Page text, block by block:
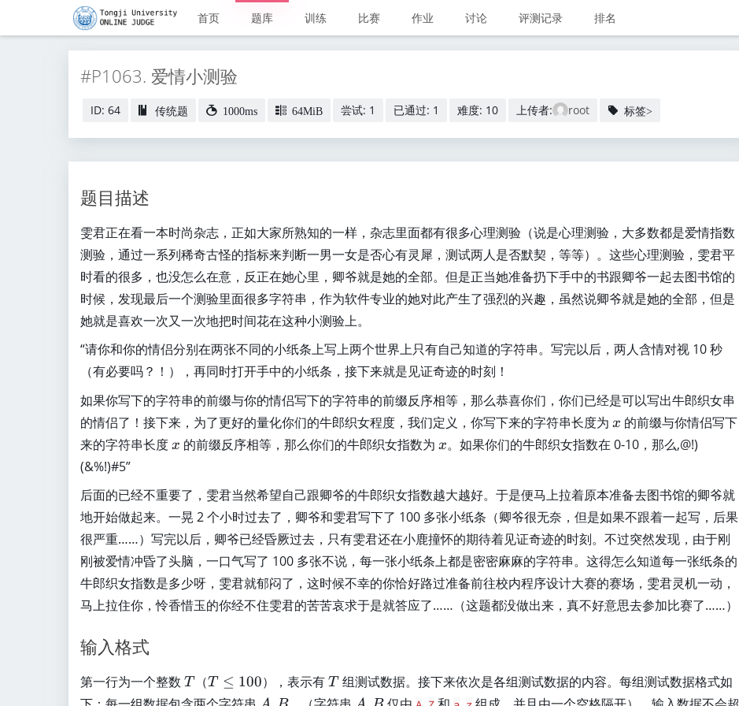
首页 题库 训练 比赛 作业 讨论 评测记录 排名
#P1063. 爱情小测验
ID: 64 传统题 1000ms 64MiB 尝试: 1 已通过: 1 难度: 10 上传者: root 标签>
题目描述
雯君正在看一本时尚杂志，正如大家所熟知的一样，杂志里面都有很多心理测验（说是心理测验，大多数都是爱情指数
测验，通过一系列稀奇古怪的指标来判断一男一女是否心有灵犀，测试两人是否默契，等等）。这些心理测验，雯君平
时看的很多，也没怎么在意，反正在她心里，卿爷就是她的全部。但是正当她准备扔下手中的书跟卿爷一起去图书馆的
时候，发现最后一个测验里面很多字符串，作为软件专业的她对此产生了强烈的兴趣，虽然说卿爷就是她的全部，但是
她就是喜欢一次又一次地把时间花在这种小测验上。
“请你和你的情侣分别在两张不同的小纸条上写上两个世界上只有自己知道的字符串。写完以后，两人含情对视 10 秒
（有必要吗？！），再同时打开手中的小纸条，接下来就是见证奇迹的时刻！
如果你写下的字符串的前缀与你的情侣写下的字符串的前缀反序相等，那么恭喜你们，你们已经是可以写出牛郎织女串
的情侣了！接下来，为了更好的量化你们的牛郎织女程度，我们定义，你写下来的字符串长度为 x
x 的前缀与你情侣写下
来的字符串长度 x
x 的前缀反序相等，那么你们的牛郎织女指数为 x
x。如果你们的牛郎织女指数在 0-10，那么,@!)
(&%!)#5”
后面的已经不重要了，雯君当然希望自己跟卿爷的牛郎织女指数越大越好。于是便马上拉着原本准备去图书馆的卿爷就
地开始做起来。一晃 2 个小时过去了，卿爷和雯君写下了 100 多张小纸条（卿爷很无奈，但是如果不跟着一起写，后果
很严重……）写完以后，卿爷已经昏厥过去，只有雯君还在小鹿撞怀的期待着见证奇迹的时刻。不过突然发现，由于刚
刚被爱情冲昏了头脑，一口气写了 100 多张不说，每一张小纸条上都是密密麻麻的字符串。这得怎么知道每一张纸条的
牛郎织女指数是多少呀，雯君就郁闷了，这时候不幸的你恰好路过准备前往校内程序设计大赛的赛场，雯君灵机一动，
马上拉住你，怜香惜玉的你经不住雯君的苦苦哀求于是就答应了……（这题都没做出来，真不好意思去参加比赛了……）
输入格式
第一行为一个整数 T
T （T
\
T ≤ 100），表示有T
T 组测试数据。接下来依次是各组测试数据的内容。每组测试数据格式如
A B A B